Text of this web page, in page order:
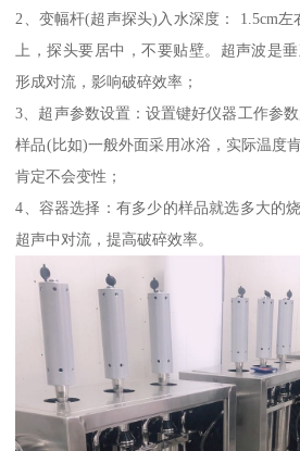
2、变幅杆(超声探头)入水深度： 1.5cm左
上，探头要居中，不要贴壁。超声波是
形成对流，影响破碎效率；
3、超声参数设置：设置键好仪器工作参
样品(比如)一般外面采用冰浴，实际温度
肯定不会变性；
4、容器选择：有多少的样品就选多大的
超声中对流，提高破碎效率。